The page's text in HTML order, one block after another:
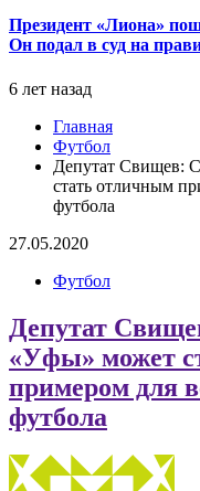
Президент «Лиона»
Он подал в суд на
6 лет назад
Главная
Футбол
Депутат Свищев:
стать отличным
футбола
27.05.2020
Футбол
Депутат
«Уфы» может
примером для
футбола